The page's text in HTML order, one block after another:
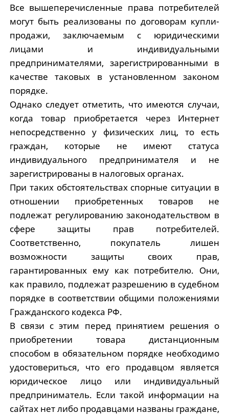
Все вышеперечисленные права потребителей
могут быть реализованы по договорам купли-
продажи, заключаемым с юридическими
лицами и индивидуальными
предпринимателями, зарегистрированными в
качестве таковых в установленном законом
порядке.
Однако следует отметить, что имеются случаи,
когда товар приобретается через Интернет
непосредственно у физических лиц, то есть
граждан, которые не имеют статуса
индивидуального предпринимателя и не
зарегистрированы в налоговых органах.
При таких обстоятельствах спорные ситуации в
отношении приобретенных товаров не
подлежат регулированию законодательством в
сфере защиты прав потребителей.
Соответственно, покупатель лишен
возможности защиты своих прав,
гарантированных ему как потребителю. Они,
как правило, подлежат разрешению в судебном
порядке в соответствии общими положениями
Гражданского кодекса РФ.
В связи с этим перед принятием решения о
приобретении товара дистанционным
способом в обязательном порядке необходимо
удостовериться, что его продавцом является
юридическое лицо или индивидуальный
предприниматель. Если такой информации на
сайтах нет либо продавцами названы граждане,